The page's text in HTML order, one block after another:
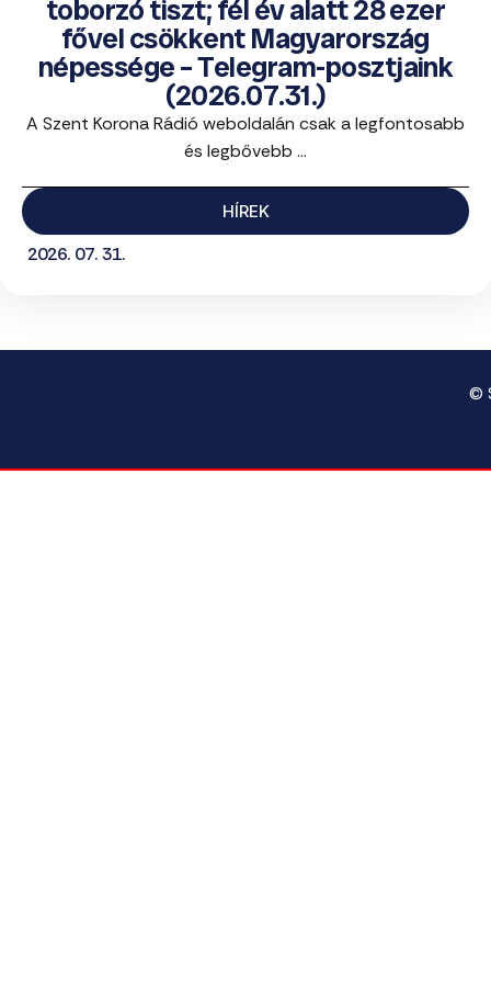
toborzó tiszt; fél év alatt 28 ezer
fővel csökkent Magyarország
népessége – Telegram-posztjaink
(2026.07.31.)
A Szent Korona Rádió weboldalán csak a legfontosabb
és legbővebb ...
HÍREK
2026. 07. 31.
©